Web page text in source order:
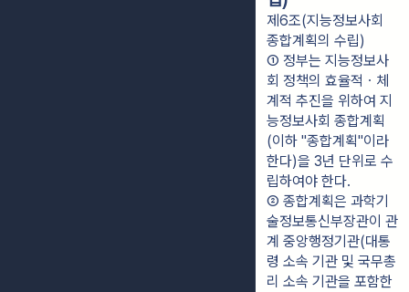
제6조(지능정보사회
종합계획의 수립)
① 정부는 지능정보사
회 정책의 효율적ㆍ체
계적 추진을 위하여 지
능정보사회 종합계획
(이하 "종합계획"이라
한다)을 3년 단위로 수
립하여야 한다.
② 종합계획은 과학기
술정보통신부장관이 관
계 중앙행정기관(대통
령 소속 기관 및 국무총
리 소속 기관을 포함한